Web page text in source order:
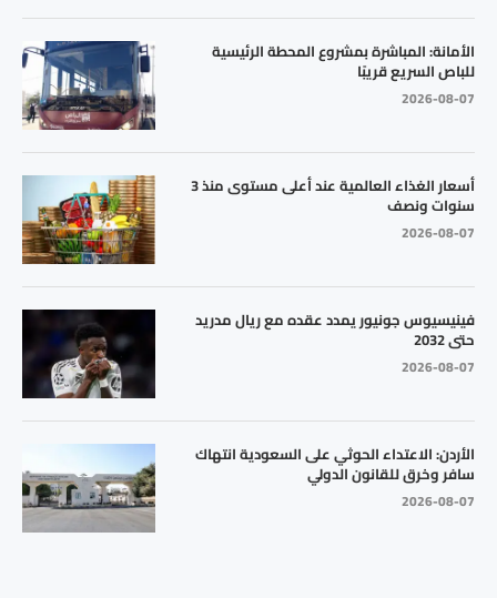
الأمانة: المباشرة بمشروع المحطة الرئيسية
للباص السريع قريبًا
2026-08-07
أسعار الغذاء العالمية عند أعلى مستوى منذ 3
سنوات ونصف
2026-08-07
فينيسيوس جونيور يمدد عقده مع ريال مدريد
حتى 2032
2026-08-07
الأردن: الاعتداء الحوثي على السعودية انتهاك
سافر وخرق للقانون الدولي
2026-08-07